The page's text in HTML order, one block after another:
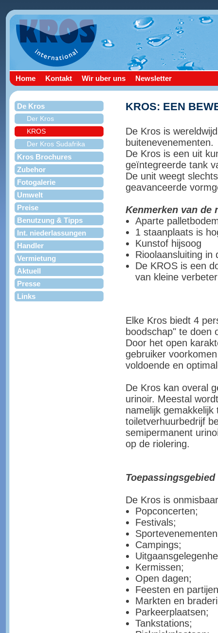
Home Kontakt Wir uber uns Newsletter
De Kros
Der Kros
KROS
Der Kros Sudafrika
Kros Brochures
Zubehor
Fotogalerie
Umwelt
Preise
Benutzung & Tipps
Int. niederlassungen
Handler
Vermietung
Aktuell
Presse
Links
KROS: EEN
De Kros is
buitenevenementen.
De Kros is een uit
geïntegreerde tank
De unit weegt
geavanceerde
Kenmerken van de
Aparte
1 staanplaats is
Kunstof hijsoog
Rioolaansluiting
De KROS is een
van kleine
Elke Kros biedt 4
boodschap" te doen
Door het open
gebruiker
voldoende en
De Kros kan overal
urinoir. Meestal
namelijk
toiletverhuurbedrijf
semipermanent
op de riolering.
Toepassingsgebied
De Kros is
Popconcerten;
Festivals;
Campings;
Kermissen;
Open dagen;
Feesten en
Markten en
Parkeerplaatsen;
Tankstations;